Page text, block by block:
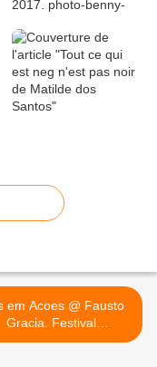
em Acoes @ Fausto
Gracia. Festival
Perfermance.